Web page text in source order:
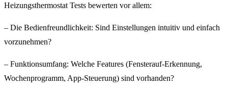
Heizungsthermostat Tests bewerten vor allem:
– Die Bedienfreundlichkeit: Sind Einstellungen intuitiv und einfach
vorzunehmen?
– Funktionsumfang: Welche Features (Fensterauf-Erkennung,
Wochenprogramm, App-Steuerung) sind vorhanden?